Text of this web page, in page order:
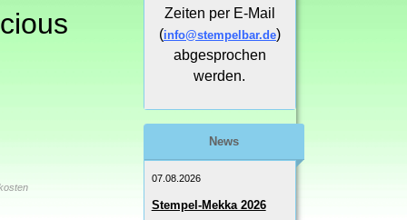
Zeiten per E-Mail
(info@stempelbar.de)
abgesprochen
werden.
News
07.08.2026
Stempel-Mekka 2026